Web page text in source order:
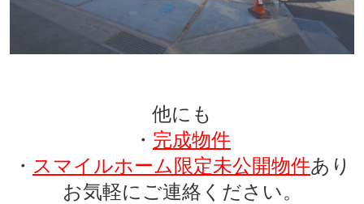
他にも
・ 完成物件
・ スマイルホーム限定未公開物件あり
お気軽にご連絡ください。